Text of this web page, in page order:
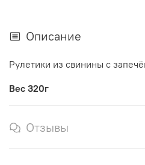
Описание
Рулетики из свинины с
Вес 320г
Отзывы